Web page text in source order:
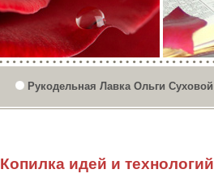
Рукодельная Лавка Ольги Суховой
Копилка идей и технологий